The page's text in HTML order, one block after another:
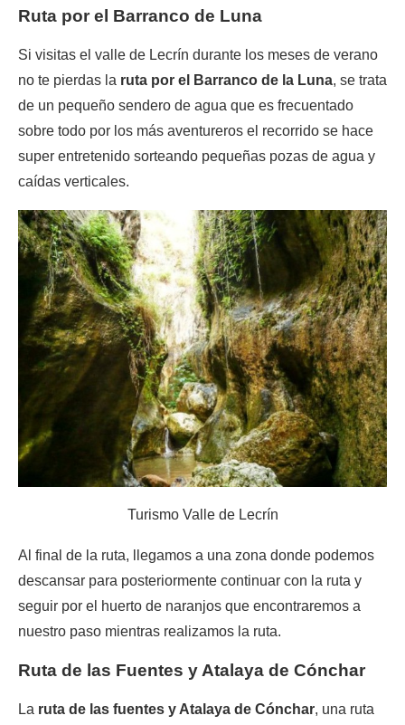
Ruta por el Barranco de Luna
Si visitas el valle de Lecrín durante los meses de verano
no te pierdas la ruta por el Barranco de la Luna, se trata
de un pequeño sendero de agua que es frecuentado
sobre todo por los más aventureros el recorrido se hace
super entretenido sorteando pequeñas pozas de agua y
caídas verticales.
Turismo Valle de Lecrín
Al final de la ruta, llegamos a una zona donde podemos
descansar para posteriormente continuar con la ruta y
seguir por el huerto de naranjos que encontraremos a
nuestro paso mientras realizamos la ruta.
Ruta de las Fuentes y Atalaya de Cónchar
La ruta de las fuentes y Atalaya de Cónchar, una ruta